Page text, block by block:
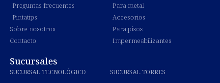
Preguntas frecuentes
Pintatips
Sobre nosotros
Contacto
Para metal
Accesorios
Para pisos
Impermeabilizantes
Sucursales
SUCURSAL TECNOLÓGICO
SUCURSAL TORRES